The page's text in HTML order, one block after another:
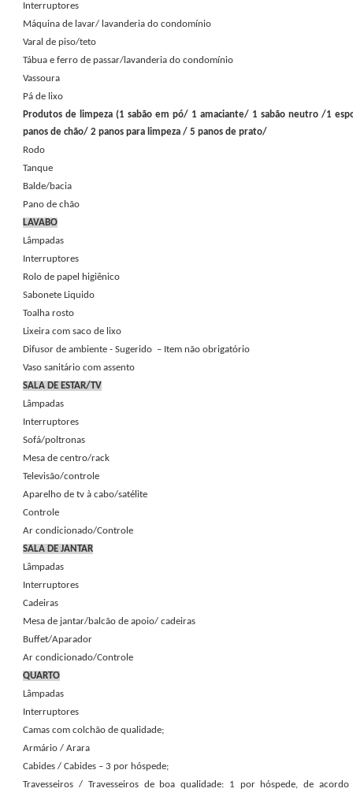
Interruptores
Máquina de lavar/ lavanderia do condomínio
Varal de piso/teto
Tábua e ferro de passar/lavanderia do condomínio
Vassoura
Pá de lixo
Produtos de limpeza (1 sabão em pó/ 1 amaciante/ 1 sabão neutro /1
panos de chão/ 2 panos para limpeza / 5 panos de prato/
Rodo
Tanque
Balde/bacia
Pano de chão
LAVABO
Lâmpadas
Interruptores
Rolo de papel higiênico
Sabonete Liquido
Toalha rosto
Lixeira com saco de lixo
Difusor de ambiente - Sugerido – Item não obrigatório
Vaso sanitário com assento
SALA DE ESTAR/TV
Lâmpadas
Interruptores
Sofá/poltronas
Mesa de centro/rack
Televisão/controle
Aparelho de tv à cabo/satélite
Controle
Ar condicionado/Controle
SALA DE JANTAR
Lâmpadas
Interruptores
Cadeiras
Mesa de jantar/balcão de apoio/ cadeiras
Buffet/Aparador
Ar condicionado/Controle
QUARTO
Lâmpadas
Interruptores
Camas com colchão de qualidade;
Armário / Arara
Cabides / Cabides – 3 por hóspede;
Travesseiros / Travesseiros de boa qualidade: 1 por hóspede, de